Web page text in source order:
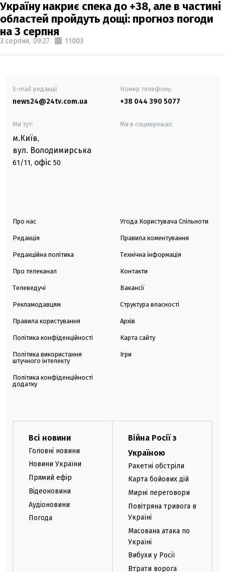
Україну накриє спека до +38, але в частині
областей пройдуть дощі: прогноз погоди
на 3 серпня
3 серпня, 09:27 11003
E-mail редакції
news24@24tv.com.ua
Номер телефону:
+38 044 390 5077
Ми тут:
м.Київ,
вул. Володимирська
61/11, офіс 50
Ми в соцмережах:
Про нас
Редакція
Редакційна політика
Про телеканал
Телеведучі
Рекламодавцям
Правила користування
Політика конфіденційності
Політика використання
штучного інтелекту
Політика конфіденційності
додатку
Угода Користувача Спільноти
Правила коментування
Технічна інформація
Контакти
Вакансії
Структура власності
Архів
Карта сайту
Ігри
Всі новини
Головні новини
Новини України
Прямий ефір
Відеоновини
Аудіоновини
Погода
Війна Росії з
Україною
Ракетні обстріли
Карта бойових дій
Мирні переговори
Повітряна тривога в
Україні
Масована атака по
Україні
Вибухи у Росії
Втрати ворога